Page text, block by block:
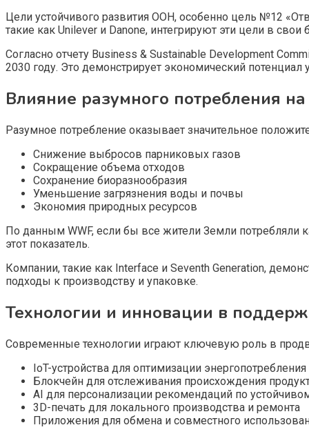
Цели устойчивого развития ООН, особенно цель №12
такие как Unilever и Danone, интегрируют эти цели в свои
Согласно отчету Business & Sustainable Development
2030 году. Это демонстрирует экономический потенциал
Влияние разумного потребления
Разумное потребление оказывает значительное
Снижение выбросов парниковых газов
Сокращение объема отходов
Сохранение биоразнообразия
Уменьшение загрязнения воды и почвы
Экономия природных ресурсов
По данным WWF, если бы все жители Земли потребляли
этот показатель.
Компании, такие как Interface и Seventh Generation,
подходы к производству и упаковке.
Технологии и инновации в
Современные технологии играют ключевую роль в
IoT-устройства для оптимизации энергопотребления
Блокчейн для отслеживания происхождения
AI для персонализации рекомендаций по
3D-печать для локального производства и ремонта
Приложения для обмена и совместного